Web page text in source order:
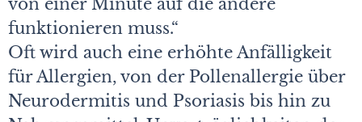
funktionieren muss.“
Oft wird auch eine erhöhte Anfälligkeit
für Allergien, von der Pollenallergie über
Neurodermitis und Psoriasis bis hin zu